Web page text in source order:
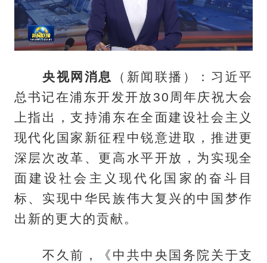
央视网消息
（新闻联播）：习近平
总书记在浦东开发开放30周年庆祝大会
上指出，支持浦东在全面建设社会主义
现代化国家新征程中锐意进取，推进更
深层次改革、更高水平开放，为实现全
面建设社会主义现代化国家的奋斗目
标、实现中华民族伟大复兴的中国梦作
出新的更大的贡献。
不久前，《中共中央国务院关于支